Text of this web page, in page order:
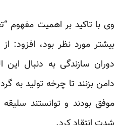
وی با تاکید بر اهمیت مفهوم
بیشتر مورد نظر بود، افزود:
دوران سازندگی به دنبال
دامن بزنند تا چرخه تولید به
موفق بودند و توانستند